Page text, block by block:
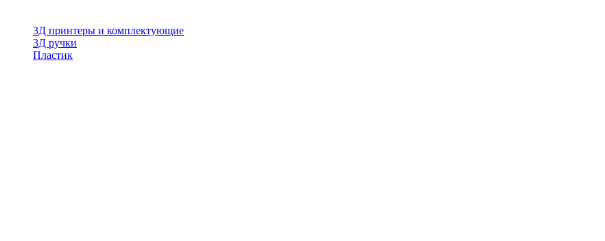
3Д принтеры и комплектующие
3Д ручки
Пластик